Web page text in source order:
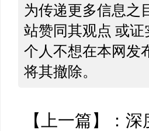
为传递更多信息之
站赞同其观点 或
个人不想在本网发
将其撤除。
【上一篇】： 深